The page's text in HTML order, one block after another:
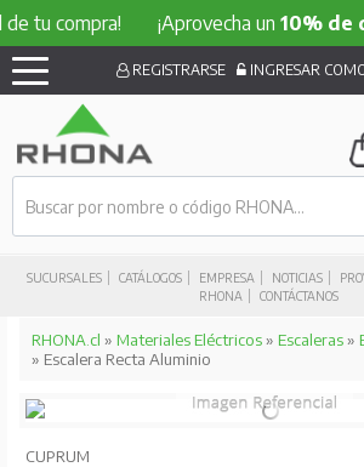
¡Aprovecha un10% de
SUCURSALES CATÁLOGOS EMPRESA NOTICIAS
RHONA
CONTÁCTANOS
REGISTRARSE INGRESAR
RHONA.cl » Materiales Eléctricos» Escaleras»
» Escalera Recta Aluminio
CUPRUM